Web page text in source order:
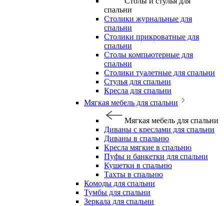
спальни
Столики журнальные для
спальни
Столики прикроватные для
спальни
Столы компьютерные для
спальни
Столики туалетные для спальни
Стулья для спальни
Кресла для спальни
Мягкая мебель для спальни
Мягкая мебель для спальни
Диваны с креслами для спальни
Диваны в спальню
Кресла мягкие в спальню
Пуфы и банкетки для спальни
Кушетки в спальню
Тахты в спальню
Комоды для спальни
Тумбы для спальни
Зеркала для спальни